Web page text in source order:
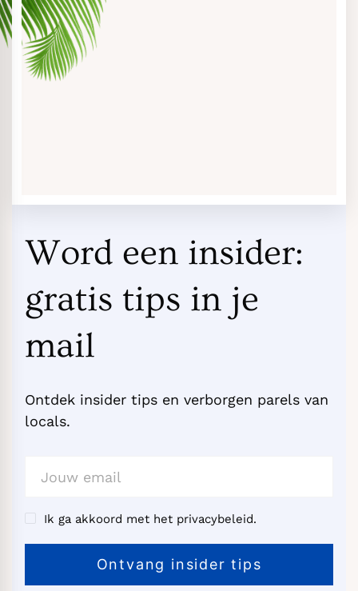
Word een insider:
gratis tips in je
mail
Ontdek insider tips en verborgen parels van
locals.
Ik ga akkoord met het privacybeleid.